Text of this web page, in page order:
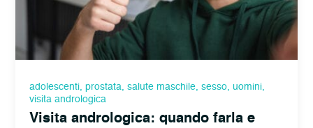
Visita andrologica: quando farla e
adolescenti, prostata, salute maschile, sesso, uomini,
visita andrologica